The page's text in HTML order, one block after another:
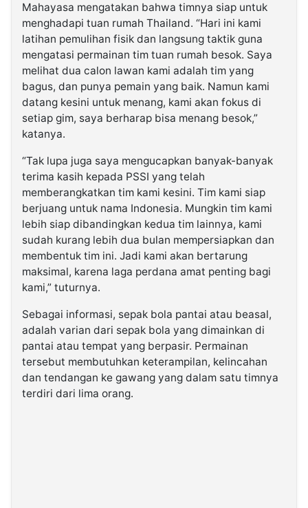
Mahayasa mengatakan bahwa timnya siap untuk
menghadapi tuan rumah Thailand. “Hari ini kami
latihan pemulihan fisik dan langsung taktik guna
mengatasi permainan tim tuan rumah besok. Saya
melihat dua calon lawan kami adalah tim yang
bagus, dan punya pemain yang baik. Namun kami
datang kesini untuk menang, kami akan fokus di
setiap gim, saya berharap bisa menang besok,”
katanya.
“Tak lupa juga saya mengucapkan banyak-banyak
terima kasih kepada PSSI yang telah
memberangkatkan tim kami kesini. Tim kami siap
berjuang untuk nama Indonesia. Mungkin tim kami
lebih siap dibandingkan kedua tim lainnya, kami
sudah kurang lebih dua bulan mempersiapkan dan
membentuk tim ini. Jadi kami akan bertarung
maksimal, karena laga perdana amat penting bagi
kami,” tuturnya.
Sebagai informasi, sepak bola pantai atau beasal,
adalah varian dari sepak bola yang dimainkan di
pantai atau tempat yang berpasir. Permainan
tersebut membutuhkan keterampilan, kelincahan
dan tendangan ke gawang yang dalam satu timnya
terdiri dari lima orang.